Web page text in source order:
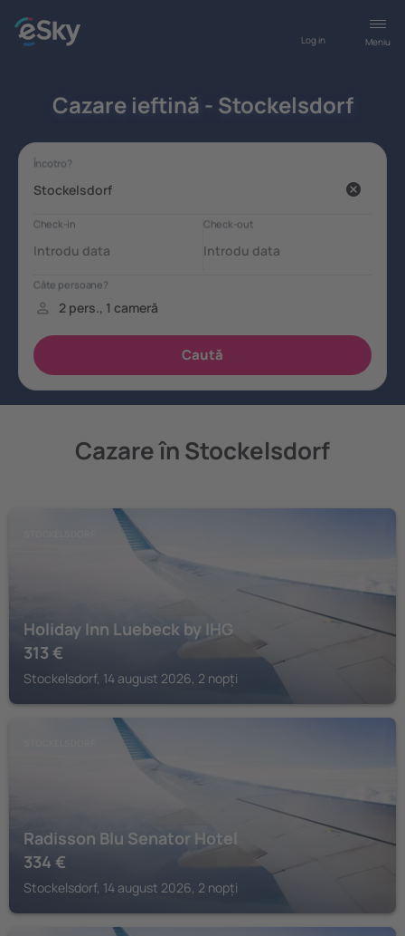
Meniu
Log in
Cazare ieftină - Stockelsdorf
Cazare în Stockelsdorf
Holiday Inn Luebeck by IHG
313 €
Stockelsdorf, 14 august 2026, 2 nopți
Radisson Blu Senator Hotel
334 €
Stockelsdorf, 14 august 2026, 2 nopți